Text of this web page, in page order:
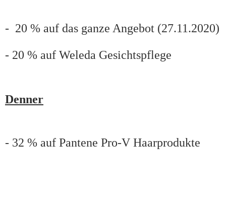
- 20 % auf das ganze Angebot (27.11.2020)
- 20 % auf Weleda Gesichtspflege
Denner
- 32 % auf Pantene Pro-V Haarprodukte